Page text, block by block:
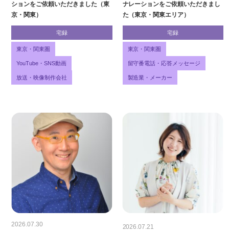
ションをご依頼いただきました（東
京・関東）
宅録
東京・関東圏
YouTube・SNS動画
放送・映像制作会社
ナレーションをご依頼いただきまし
た（東京・関東エリア）
宅録
東京・関東圏
留守番電話・応答メッセージ
製造業・メーカー
2026.07.30 2026.07.21